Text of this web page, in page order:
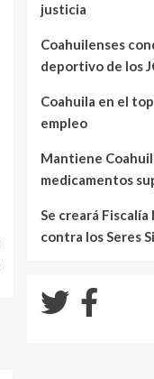
justicia
Coahuilenses
deportivo de los
Coahuila en el
empleo
Mantiene
medicamentos
Se creará
contra los Seres